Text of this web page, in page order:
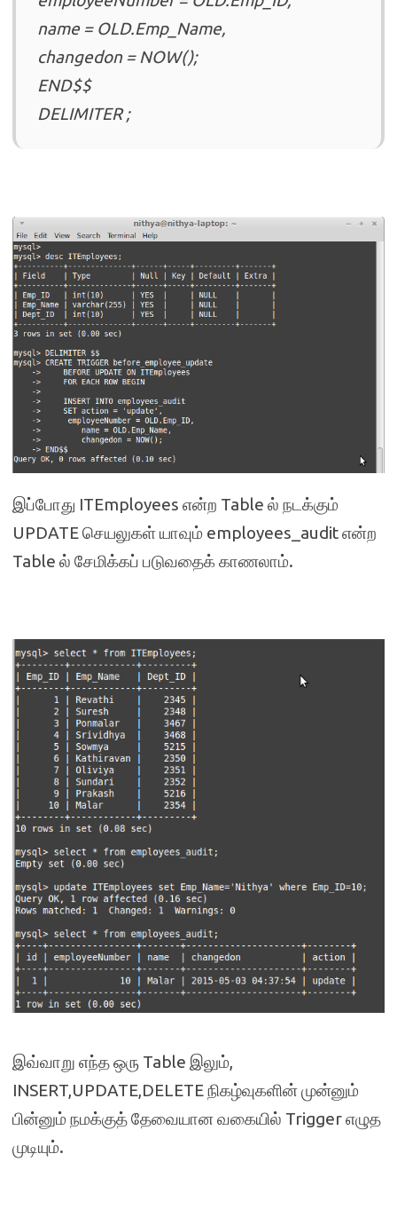
name = OLD.Emp_Name,
changedon = NOW();
END$$
DELIMITER ;
இப்போது ITEmployees என்ற Table ல் நடக்கும்
UPDATE செயலுகள் யாவும் employees_audit என்ற
Table ல் சேமிக்கப் படுவதைக் காணலாம்.
இவ்வாறு எந்த ஒரு Table இலும்,
INSERT,UPDATE,DELETE நிகழ்வுகளின் முன்னும்
பின்னும் நமக்குத் தேவையான வகையில் Trigger எழுத
முடியும்.